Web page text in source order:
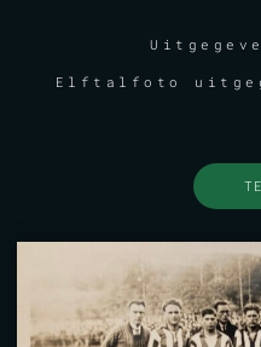
Elftalfoto